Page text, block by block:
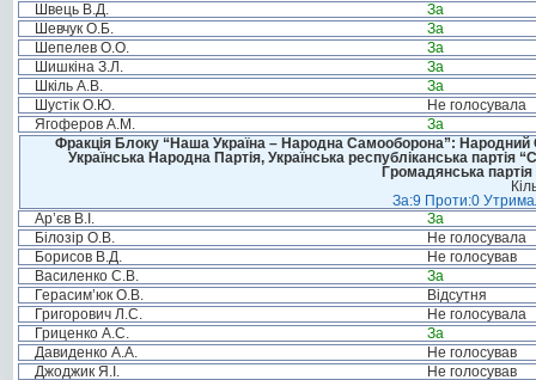
Швець В.Д.
За
Шевчук О.Б.
За
Шепелев О.О.
За
Шишкіна З.Л.
За
Шкіль А.В.
За
Шустік О.Ю.
Не голосувала
Ягоферов А.М.
За
Фракція Блоку “Наша Україна – Народна Самооборона”: Народний
Українська Народна Партія, Українська республіканська
Громадянська
За:9 Проти:0
Ар’єв В.І.
За
Білозір О.В.
Не голосувала
Борисов В.Д.
Не голосував
Василенко С.В.
За
Герасим’юк О.В.
Відсутня
Григорович Л.С.
Не голосувала
Гриценко А.С.
За
Давиденко А.А.
Не голосував
Джоджик Я.І.
Не голосував